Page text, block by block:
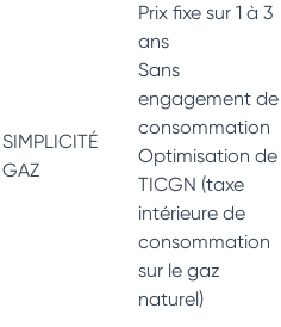
SIMPLICITÉ
GAZ
Prix fixe sur 1 à 3
ans
Sans
engagement de
consommation
Optimisation de
TICGN (taxe
intérieure de
consommation
sur le gaz
naturel)